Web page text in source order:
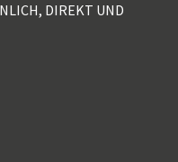
DIREKT UND